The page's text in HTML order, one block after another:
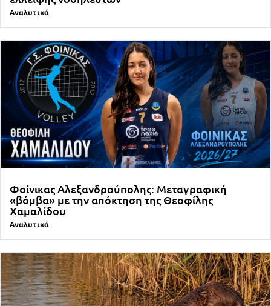
Αναλυτικά
Φοίνικας Αλεξανδρούπολης: Μεταγραφική
«βόμβα» με την απόκτηση της Θεοφίλης
Χαμαλίδου
Αναλυτικά